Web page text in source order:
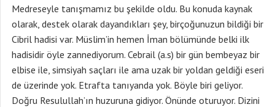
Medreseyle tanışmamız bu şekilde oldu. Bu konuda kaynak
olarak, destek olarak dayandıkları şey, birçoğunuzun bildiği bir
Cibril hadisi var. Müslim’in hemen İman bölümünde belki ilk
hadisidir öyle zannediyorum. Cebrail (a.s) bir gün bembeyaz bir
elbise ile, simsiyah saçları ile ama uzak bir yoldan geldiği eseri
de üzerinde yok. Etrafta tanıyanda yok. Böyle biri geliyor.
Doğru Resulullah’ın huzuruna gidiyor. Önünde oturuyor. Dizini